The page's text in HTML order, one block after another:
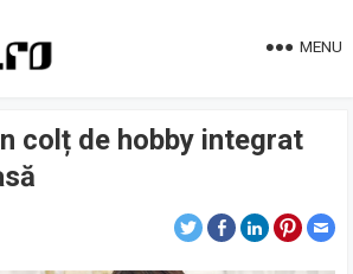
MENU
colț de hobby integrat